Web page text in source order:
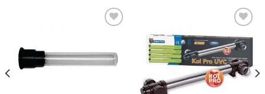
verlanglijst
aan
verlanglijst